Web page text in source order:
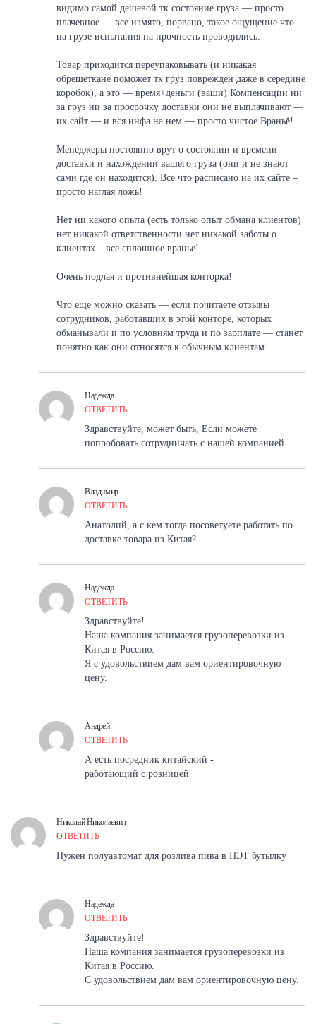
видимо самой дешевой тк состояние груза — просто
плачевное — все измято, порвано, такое ощущение что
на грузе испытания на прочность проводились.
Товар приходится переупаковывать (и никакая
обрешеткане поможет тк груз поврежден даже в середине
коробок), а это — время+деньги (ваши) Компенсации ни
за груз ни за просрочку доставки они не выплачивают —
их сайт — и вся инфа на нем — просто чистое Враньё!
Менеджеры постоянно врут о состоянии и времени
доставки и нахождении вашего груза (они и не знают
сами где он находится). Все что расписано на их сайте –
просто наглая ложь!
Нет ни какого опыта (есть только опыт обмана клиентов)
нет никакой ответственности нет никакой заботы о
клиентах – все сплошное вранье!
Очень подлая и противнейшая конторка!
Что еще можно сказать — если почитаете отзывы
сотрудников, работавших в этой конторе, которых
обманывали и по условиям труда и по зарплате — станет
понятно как они относятся к обычным клиентам…
Надежда
ОТВЕТИТЬ
Здравствуйте, может быть, Если можете
попробовать сотрудничать с нашей компанией.
Владимир
ОТВЕТИТЬ
Анатолий, а с кем тогда посоветуете работать по
доставке товара из Китая?
Надежда
ОТВЕТИТЬ
Здравствуйте!
Наша компания занимается грузоперевозки из
Китая в Россию.
Я с удовольствием дам вам ориентировочную
цену.
Андрей
ОТВЕТИТЬ
А есть посредник китайский -
работающий с розницей
Николай Николаевич
ОТВЕТИТЬ
Нужен полуавтомат для розлива пива в ПЭТ бутылку
Надежда
ОТВЕТИТЬ
Здравствуйте!
Наша компания занимается грузоперевозки из
Китая в Россию.
С удовольствием дам вам ориентировочную цену.